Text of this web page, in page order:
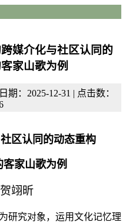
媒介化与社区认同的
家山歌为例
：2025-12-31 | 点击数：
区认同的动态重构
家山歌为例
翊昕
研究对象，运用文化记忆理